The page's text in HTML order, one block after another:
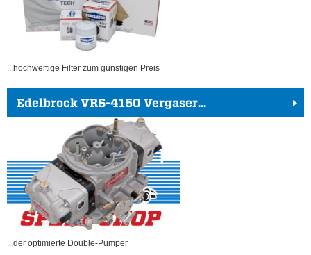
...hochwertige Filter zum günstigen Preis
Edelbrock VRS-4150 Vergaser...
...der optimierte Double-Pumper